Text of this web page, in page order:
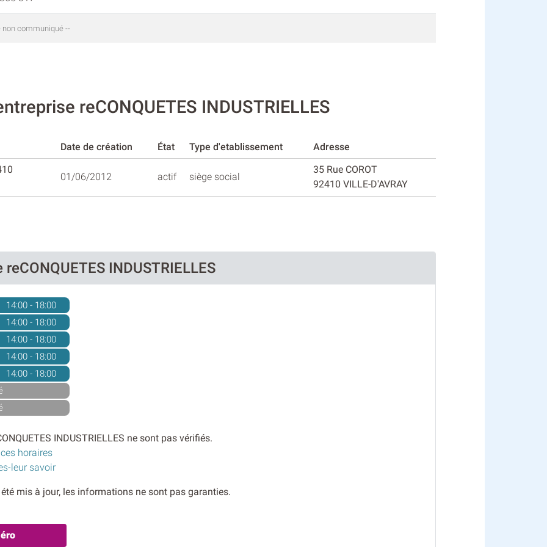
non communiqué --
reCONQUETES INDUSTRIELLES
Date de création État Type d'etablissement
Adresse
01/06/2012 actif siège social
35 Rue COROT
92410 VILLE-D'AVRAY
INDUSTRIELLES
14:00 - 18:00
14:00 - 18:00
14:00 - 18:00
14:00 - 18:00
14:00 - 18:00
INDUSTRIELLES ne sont pas vérifiés.
horaires
leur savoir
mis à jour, les informations ne sont pas garanties.